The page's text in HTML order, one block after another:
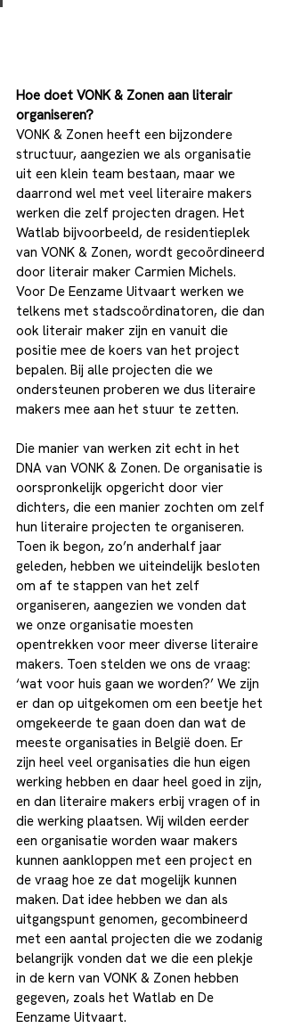
Hoe doet VONK & Zonen aan literair
organiseren?
VONK & Zonen heeft een bijzondere
structuur, aangezien we als organisatie
uit een klein team bestaan, maar we
daarrond wel met veel literaire makers
werken die zelf projecten dragen. Het
Watlab bijvoorbeeld, de residentieplek
van VONK & Zonen, wordt gecoördineerd
door literair maker Carmien Michels.
Voor De Eenzame Uitvaart werken we
telkens met stadscoördinatoren, die dan
ook literair maker zijn en vanuit die
positie mee de koers van het project
bepalen. Bij alle projecten die we
ondersteunen proberen we dus literaire
makers mee aan het stuur te zetten.
Die manier van werken zit echt in het
DNA van VONK & Zonen. De organisatie is
oorspronkelijk opgericht door vier
dichters, die een manier zochten om zelf
hun literaire projecten te organiseren.
Toen ik begon, zo’n anderhalf jaar
geleden, hebben we uiteindelijk besloten
om af te stappen van het zelf
organiseren, aangezien we vonden dat
we onze organisatie moesten
opentrekken voor meer diverse literaire
makers. Toen stelden we ons de vraag:
‘wat voor huis gaan we worden?’ We zijn
er dan op uitgekomen om een beetje het
omgekeerde te gaan doen dan wat de
meeste organisaties in België doen. Er
zijn heel veel organisaties die hun eigen
werking hebben en daar heel goed in zijn,
en dan literaire makers erbij vragen of in
die werking plaatsen. Wij wilden eerder
een organisatie worden waar makers
kunnen aankloppen met een project en
de vraag hoe ze dat mogelijk kunnen
maken. Dat idee hebben we dan als
uitgangspunt genomen, gecombineerd
met een aantal projecten die we zodanig
belangrijk vonden dat we die een plekje
in de kern van VONK & Zonen hebben
gegeven, zoals het Watlab en De
Eenzame Uitvaart.